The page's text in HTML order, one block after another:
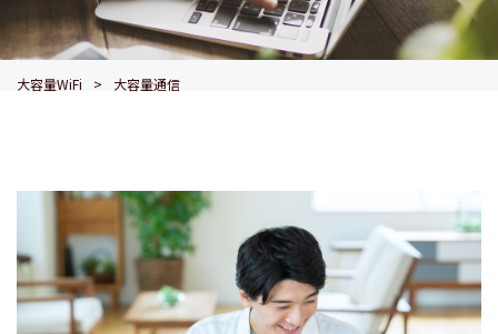
大容量WiFi 大容量通信